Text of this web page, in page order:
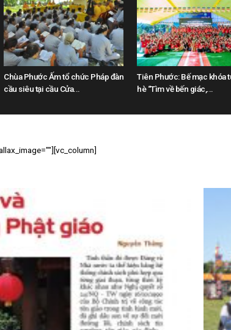
Chùa Phước Ấm tổ chức Pháp đàn
cầu siêu tại cầu Cửa...
Tiên Phước: Bế mạc khóa
hè “Tìm về bến giác,...